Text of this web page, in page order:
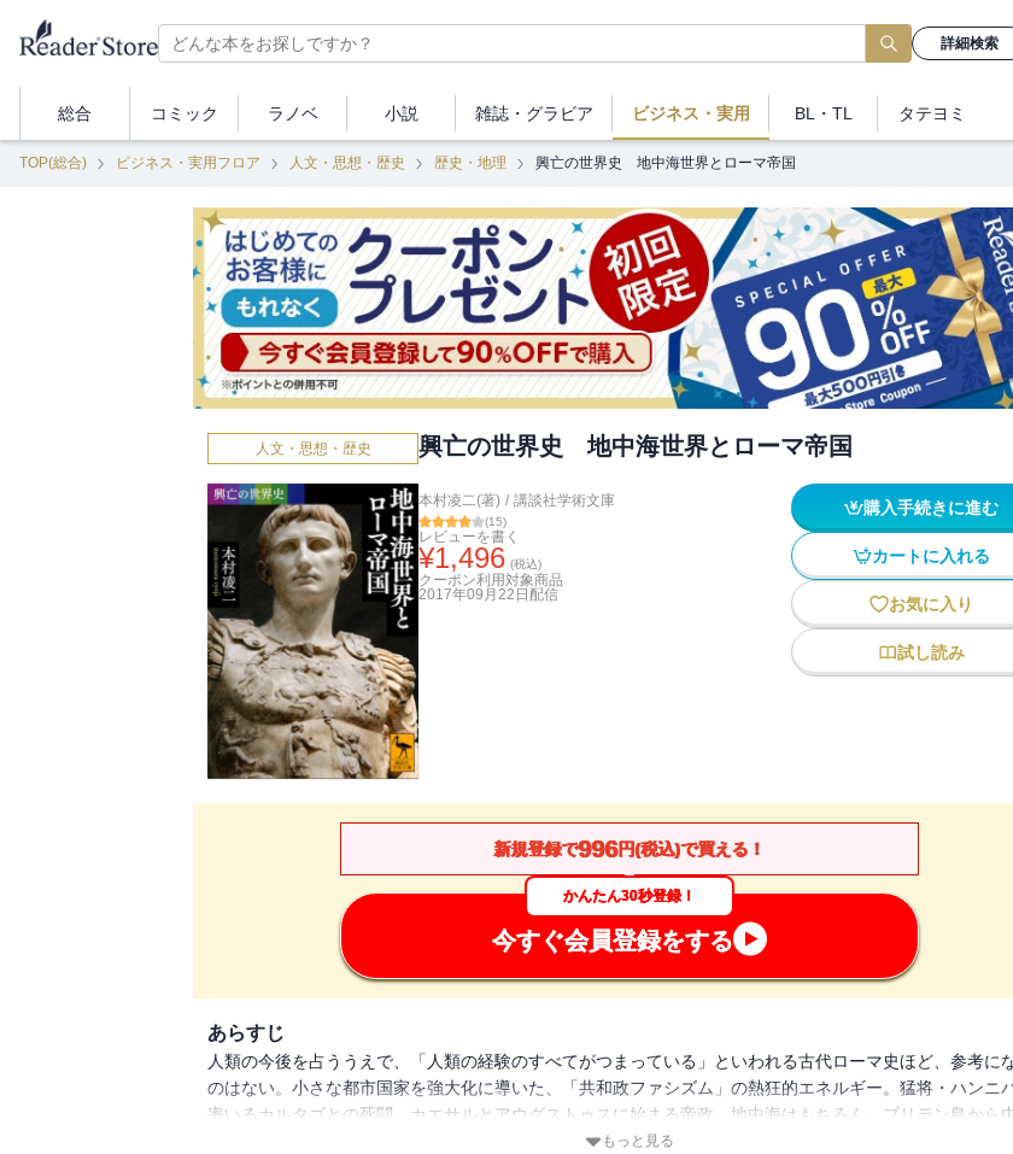
詳細検索
総合 コミック ラノベ 小説 雑誌・ グラビア ビジネス ・実用 BL・TL タテヨミ
TOP(総合) ビジネス・実用フロア 人文・思想・歴史 歴史・地理 興亡の世界史 地中海世界とローマ帝国
人文・思想・歴史 興亡の世界史 地中海世界とローマ帝国
本村凌二(著) / 講談社学術文庫
(15)
レビューを書く
¥1,496 (税込)
クーポン利用対象商品
2017年09月22日 配信
購入手続きに進む
カートに入れる
お気に入り
試し読み
新規登録で996円(税込)で買える！
かんたん30秒登録！
今すぐ会員登録をする
あらすじ
人類の今後を占ううえで、「人類の経験のすべてがつまっている」といわれる古代ローマ史ほど、参考に
のはない。小さな都市国家を強大化に導いた、「共和政ファシズム」の熱狂的エネルギー。猛将・ハンニ
率いるカルタゴとの死闘。カエサルとアウグストゥスに始まる帝政。地中海はもちろん、ブリテン島から
いたる「世界帝国」の現出。そして、ローマ帝国が終焉を迎えた時、古代文明はどのように変貌していたの
もっと見る